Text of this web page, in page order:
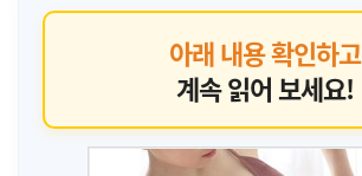
아래 내용 확인하고
계속 읽어 보세요!